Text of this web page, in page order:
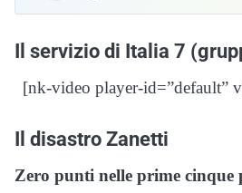
Il servizio di Italia 7
[nk-video player-id=”default”
Il disastro Zanetti
Zero punti nelle prime cinque